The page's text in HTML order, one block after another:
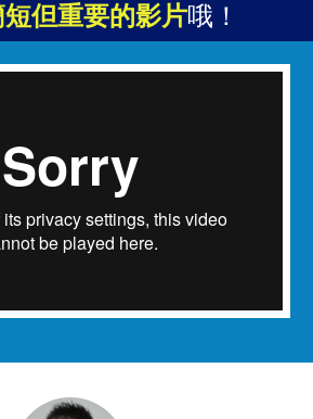
但重要的影片哦！